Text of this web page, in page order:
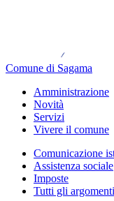
Comune di Sagama
Amministrazione
Novità
Servizi
Vivere il comune
Comunicazione
Assistenza sociale
Imposte
Tutti gli